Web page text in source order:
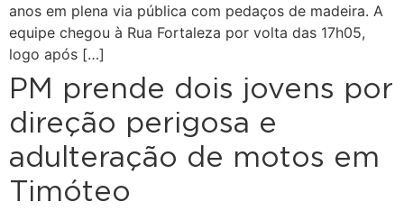
anos em plena via pública com pedaços de madeira. A
equipe chegou à Rua Fortaleza por volta das 17h05,
logo após […]
PM prende dois jovens por
direção perigosa e
adulteração de motos em
Timóteo